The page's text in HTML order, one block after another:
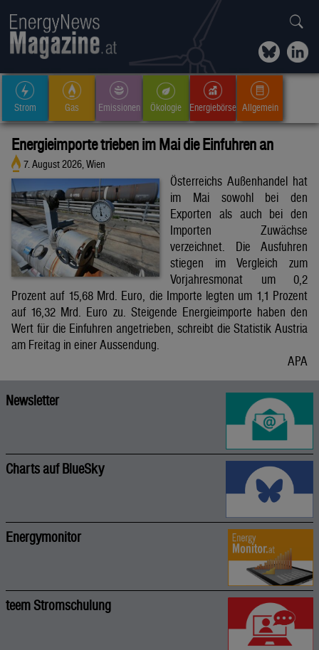
Strom Gas Emissionen Ökologie Energiebörse Allgemein
Energieimporte trieben im Mai die Einfuhren an
7. August 2026, Wien
Österreichs Außenhandel hat
im Mai sowohl bei den
Exporten als auch bei den
Importen Zuwächse
verzeichnet. Die Ausfuhren
stiegen im Vergleich zum
Vorjahresmonat um 0,2
Prozent auf 15,68 Mrd. Euro, die Importe legten um 1,1 Prozent
auf 16,32 Mrd. Euro zu. Steigende Energieimporte haben den
Wert für die Einfuhren angetrieben, schreibt die Statistik Austria
am Freitag in einer Aussendung.
APA
Newsletter
Charts auf BlueSky
Energymonitor
teem Stromschulung